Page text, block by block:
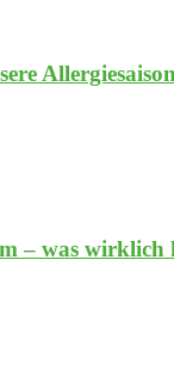
– was